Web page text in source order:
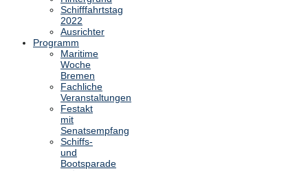
Schifffahrtstag
2022
Ausrichter
Programm
Maritime
Woche
Bremen
Fachliche
Veranstaltungen
Festakt
mit
Senatsempfang
Schiffs-
und
Bootsparade